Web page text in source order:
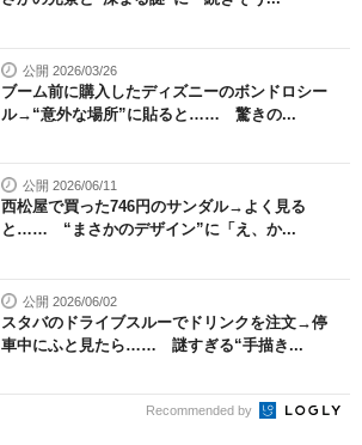
公開 2026/03/26
ブーム前に購入したディズニーのボンドロシー
ル→“意外な場所”に貼ると…… 驚きの...
公開 2026/06/11
西松屋で買った746円のサンダル→よく見る
と…… “まさかのデザイン”に「え、か...
公開 2026/06/02
スタバのドライブスルーでドリンクを注文→停
車中にふと見たら…… 謎すぎる“手描き...
Recommended by